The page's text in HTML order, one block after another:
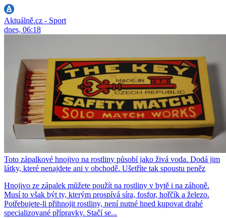
Aktuálně.cz - Sport
dnes, 06:18
Toto zápalkové hnojivo na rostliny působí jako živá voda. Dodá jim
látky, které nenajdete ani v obchodě. Ušetříte tak spoustu peněz
Hnojivo ze zápalek můžete použít na rostliny v bytě i na záhoně.
Musí to však být ty, kterým prospívá síra, fosfor, hořčík a železo.
Potřebujete-li přihnojit rostliny, není nutné hned kupovat drahé
specializované přípravky. Stačí se...